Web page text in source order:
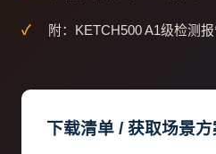
附：KETCH500 A1级检测报
下载清单 / 获取场景方